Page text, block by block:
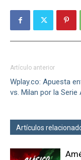
Artículo anterior
Wplay.co: Apuesta
vs. Milan por la Serie
Artículos